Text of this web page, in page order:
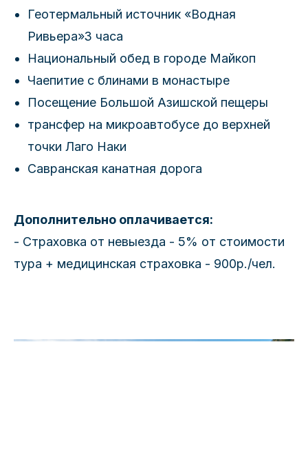
Геотермальный источник «Водная
Ривьера»3 часа
Национальный обед в городе Майкоп
Чаепитие с блинами в монастыре
Посещение Большой Азишской пещеры
трансфер на микроавтобусе до верхней
точки Лаго Наки
Савранская канатная дорога
Дополнительно оплачивается:
- Страховка от невыезда - 5% от стоимости
тура + медицинская страховка - 900р./чел.